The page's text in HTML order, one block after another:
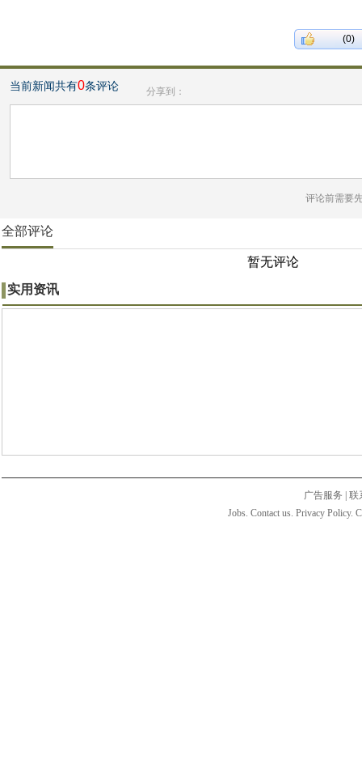
(0)
当前新闻共有0条评论 分享到：
评论前需要
全部评论
暂无评论
实用资讯
广告服务
联
Jobs. Contact us. Privacy Policy.